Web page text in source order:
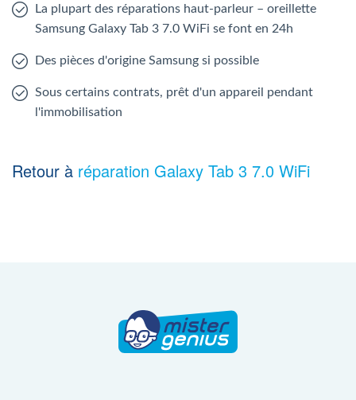
La plupart des réparations haut-parleur – oreillette
Samsung Galaxy Tab 3 7.0 WiFi se font en 24h
Des pièces d'origine Samsung si possible
Sous certains contrats, prêt d'un appareil pendant
l'immobilisation
Retour à réparation Galaxy Tab 3 7.0 WiFi